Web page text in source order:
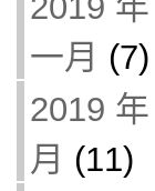
一月 (7)
2019
月 (11)